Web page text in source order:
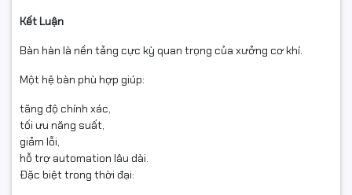
Kết Luận
Bàn hàn là nền tảng cực kỳ quan trọng của xưởng cơ khí.
Một hệ bàn phù hợp giúp:
tăng độ chính xác,
tối ưu năng suất,
giảm lỗi,
hỗ trợ automation lâu dài.
Đặc biệt trong thời đại: